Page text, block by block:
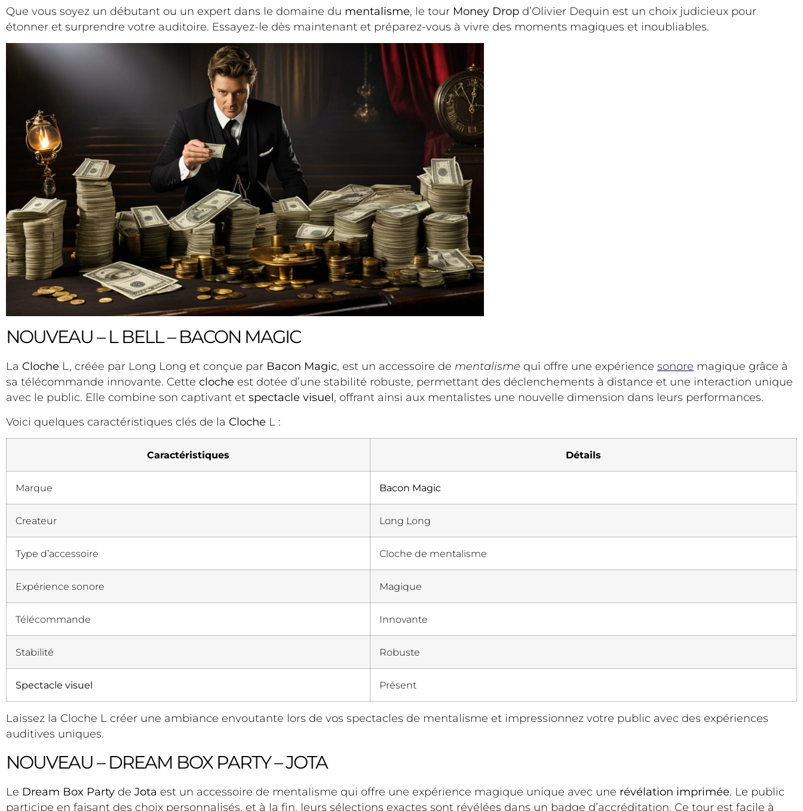
Que vous soyez un débutant ou un expert dans le domaine du mentalisme, le tour Money Drop d’Olivier Dequin est un choix judicieux pour
étonner et surprendre votre auditoire. Essayez-le dès maintenant et préparez-vous à vivre des moments magiques et inoubliables.
NOUVEAU – L BELL – BACON MAGIC
La Cloche L, créée par Long Long et conçue par Bacon Magic, est un accessoire de mentalisme qui offre une expérience sonore magique grâce à
sa télécommande innovante. Cette cloche est dotée d’une stabilité robuste, permettant des déclenchements à distance et une interaction unique
avec le public. Elle combine son captivant et spectacle visuel, offrant ainsi aux mentalistes une nouvelle dimension dans leurs performances.
Voici quelques caractéristiques clés de la Cloche L :
Caractéristiques Détails
Marque Bacon Magic
Createur Long Long
Type d’accessoire Cloche de mentalisme
Expérience sonore Magique
Télécommande Innovante
Stabilité Robuste
Spectacle visuel Présent
Laissez la Cloche L créer une ambiance envoutante lors de vos spectacles de mentalisme et impressionnez votre public avec des expériences
auditives uniques.
NOUVEAU – DREAM BOX PARTY – JOTA
Le Dream Box Party de Jota est un accessoire de mentalisme qui offre une expérience magique unique avec une révélation imprimée. Le public
participe en faisant des choix personnalisés, et à la fin, leurs sélections exactes sont révélées dans un badge d’accréditation. Ce tour est facile à